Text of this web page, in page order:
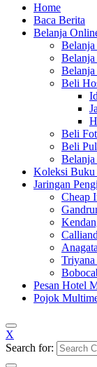
Home
Baca Berita
Belanja
Beli
Beli
Beli
Koleksi Buku
Jaringan
Cheap
Pesan Hotel
Pojok
X
Search for: